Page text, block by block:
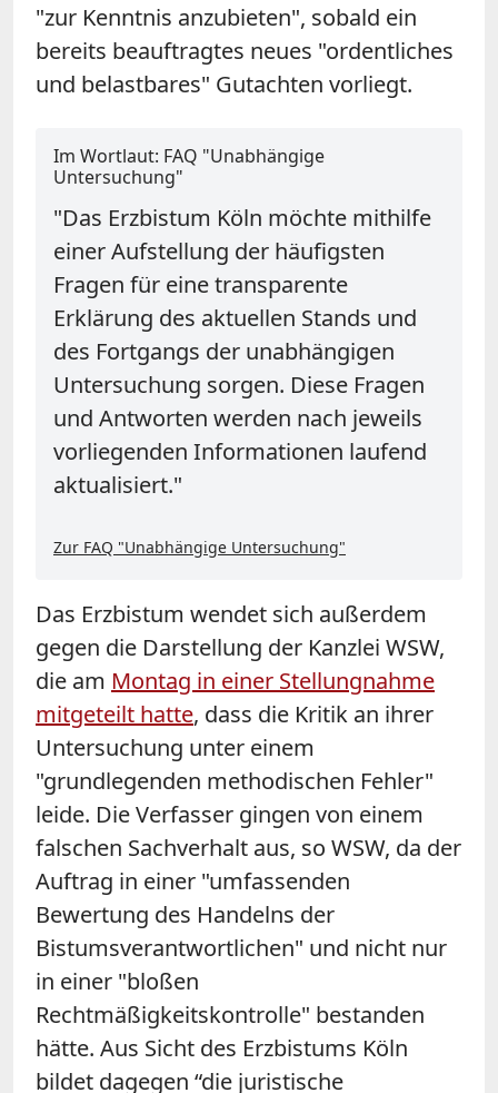
"zur Kenntnis anzubieten", sobald ein
bereits beauftragtes neues "ordentliches
und belastbares" Gutachten vorliegt.
Im Wortlaut: FAQ "Unabhängige
Untersuchung"
"Das Erzbistum Köln möchte mithilfe
einer Aufstellung der häufigsten
Fragen für eine transparente
Erklärung des aktuellen Stands und
des Fortgangs der unabhängigen
Untersuchung sorgen. Diese Fragen
und Antworten werden nach jeweils
vorliegenden Informationen laufend
aktualisiert."
Zur FAQ "Unabhängige Untersuchung"
Das Erzbistum wendet sich außerdem
gegen die Darstellung der Kanzlei WSW,
die am Montag in einer Stellungnahme
mitgeteilt hatte, dass die Kritik an ihrer
Untersuchung unter einem
"grundlegenden methodischen Fehler"
leide. Die Verfasser gingen von einem
falschen Sachverhalt aus, so WSW, da der
Auftrag in einer "umfassenden
Bewertung des Handelns der
Bistumsverantwortlichen" und nicht nur
in einer "bloßen
Rechtmäßigkeitskontrolle" bestanden
hätte. Aus Sicht des Erzbistums Köln
bildet dagegen “die juristische